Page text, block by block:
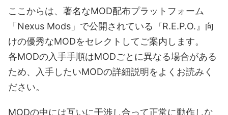
ここからは、著名なMOD配布プラットフォーム
「Nexus Mods」で公開されている『R.E.P.O.』向
けの優秀なMODをセレクトしてご案内します。
各MODの入手手順はMODごとに異なる場合がある
ため、入手したいMODの詳細説明をよくお読みく
ださい。
MODの中には互いに干渉し合って正常に動作しな